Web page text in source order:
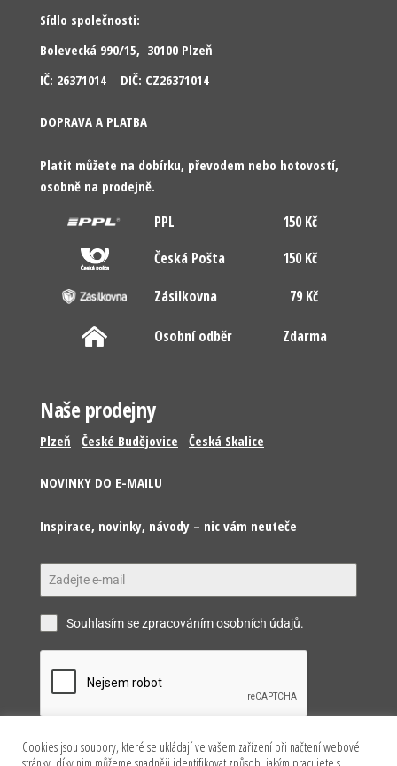
Sídlo společnosti:
Bolevecká 990/15, 30100 Plzeň
IČ: 26371014 DIČ: CZ26371014
DOPRAVA A PLATBA
Platit můžete na dobírku, převodem nebo hotovostí,
osobně na prodejně.
PPL
150 Kč
Česká Pošta
150 Kč
Zásilkovna
79 Kč
Osobní odběr Zdarma
Naše prodejny
Plzeň České Budějovice Česká Skalice
NOVINKY DO E-MAILU
Inspirace, novinky, návody – nic vám neuteče
Souhlasím se zpracováním osobních údajů.
Odeslat
Cookies jsou soubory, které se ukládají ve vašem zařízení při načtení webové
stránky, díky nim můžeme snadněji identifikovat způsob, jakým pracujete s